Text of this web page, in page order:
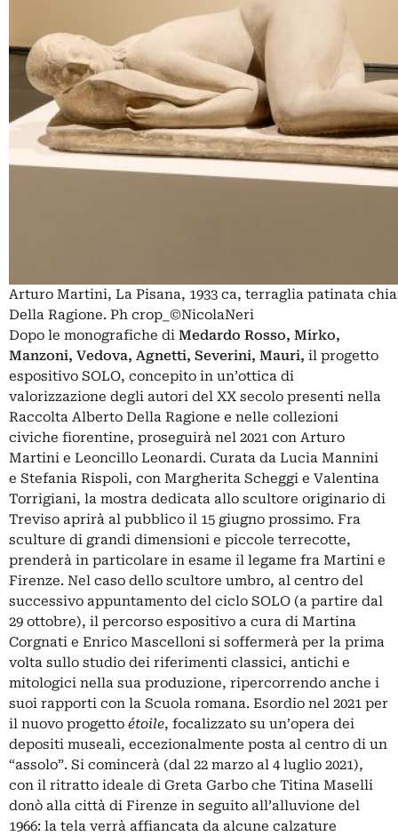
Arturo Martini, La Pisana, 1933 ca, terraglia patinata
Della Ragione. Ph crop_©NicolaNeri
Dopo le monografiche di Medardo Rosso, Mirko,
Manzoni, Vedova, Agnetti, Severini, Mauri, il progetto
espositivo SOLO, concepito in un’ottica di
valorizzazione degli autori del XX secolo presenti nella
Raccolta Alberto Della Ragione e nelle collezioni
civiche fiorentine, proseguirà nel 2021 con Arturo
Martini e Leoncillo Leonardi. Curata da Lucia Mannini
e Stefania Rispoli, con Margherita Scheggi e Valentina
Torrigiani, la mostra dedicata allo scultore originario di
Treviso aprirà al pubblico il 15 giugno prossimo. Fra
sculture di grandi dimensioni e piccole terrecotte,
prenderà in particolare in esame il legame fra Martini e
Firenze. Nel caso dello scultore umbro, al centro del
successivo appuntamento del ciclo SOLO (a partire dal
29 ottobre), il percorso espositivo a cura di Martina
Corgnati e Enrico Mascelloni si soffermerà per la prima
volta sullo studio dei riferimenti classici, antichi e
mitologici nella sua produzione, ripercorrendo anche i
suoi rapporti con la Scuola romana. Esordio nel 2021 per
il nuovo progetto étoile, focalizzato su un’opera dei
depositi museali, eccezionalmente posta al centro di un
“assolo”. Si comincerà (dal 22 marzo al 4 luglio 2021),
con il ritratto ideale di Greta Garbo che Titina Maselli
donò alla città di Firenze in seguito all’alluvione del
1966: la tela verrà affiancata da alcune calzature